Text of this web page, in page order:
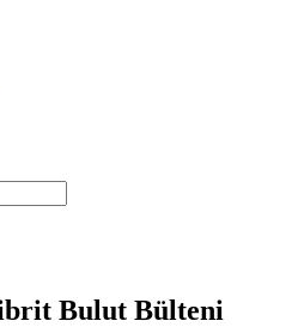
Bulut Bülteni